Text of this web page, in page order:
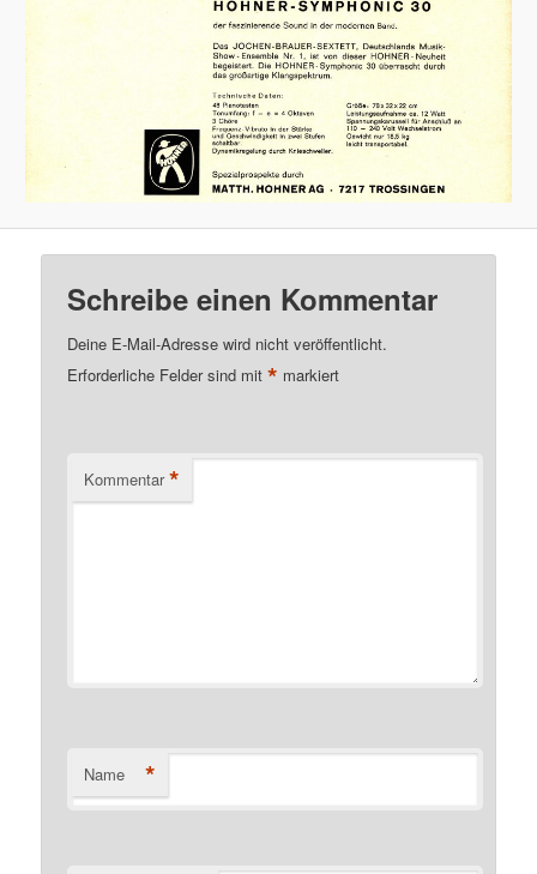
Schreibe einen Kommentar
Deine E-Mail-Adresse wird nicht veröffentlicht.
Erforderliche Felder sind mit* markiert
Kommentar *
Name *